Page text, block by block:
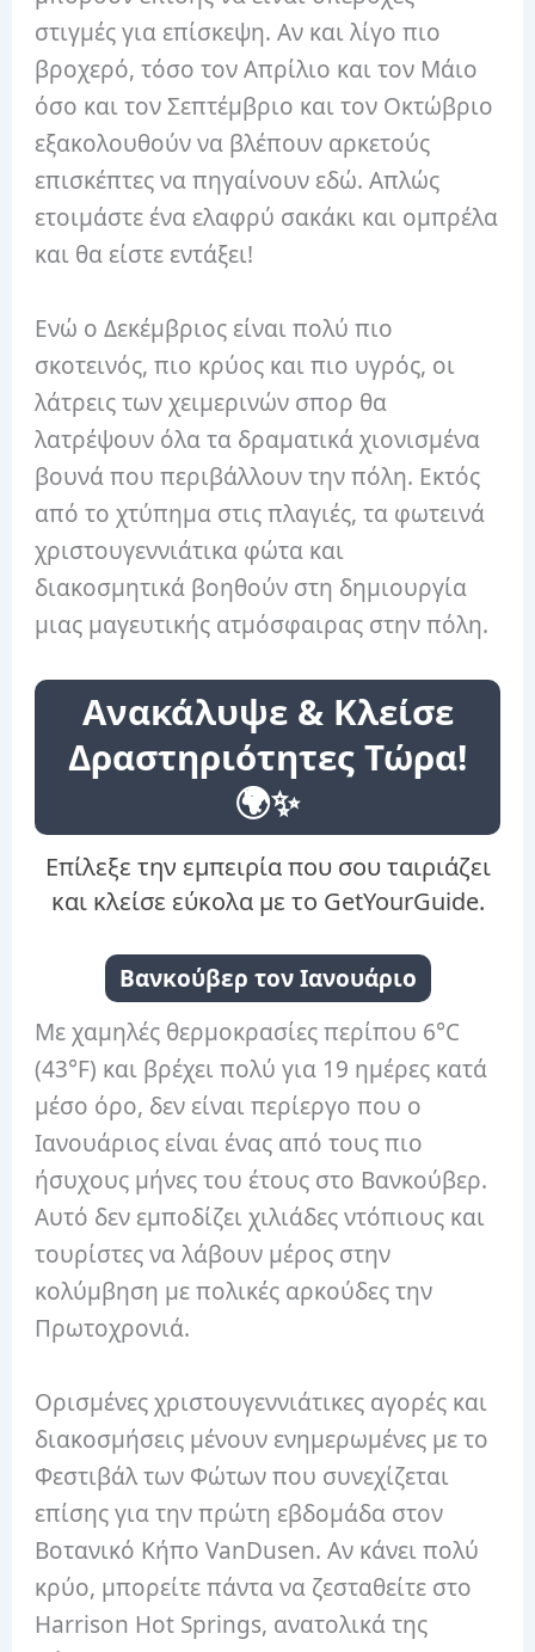
στιγμές για επίσκεψη. Αν και λίγο πιο
βροχερό, τόσο τον Απρίλιο και τον Μάιο
όσο και τον Σεπτέμβριο και τον Οκτώβριο
εξακολουθούν να βλέπουν αρκετούς
επισκέπτες να πηγαίνουν εδώ. Απλώς
ετοιμάστε ένα ελαφρύ σακάκι και ομπρέλα
και θα είστε εντάξει!
Ενώ ο Δεκέμβριος είναι πολύ πιο
σκοτεινός, πιο κρύος και πιο υγρός, οι
λάτρεις των χειμερινών σπορ θα
λατρέψουν όλα τα δραματικά χιονισμένα
βουνά που περιβάλλουν την πόλη. Εκτός
από το χτύπημα στις πλαγιές, τα φωτεινά
χριστουγεννιάτικα φώτα και
διακοσμητικά βοηθούν στη δημιουργία
μιας μαγευτικής ατμόσφαιρας στην πόλη.
Ανακάλυψε & Κλείσε
Δραστηριότητες Τώρα!
🌍✨
Επίλεξε την εμπειρία που σου ταιριάζει
και κλείσε εύκολα με το GetYourGuide.
Βανκούβερ τον Ιανουάριο
Με χαμηλές θερμοκρασίες περίπου 6°C
(43°F) και βρέχει πολύ για 19 ημέρες κατά
μέσο όρο, δεν είναι περίεργο που ο
Ιανουάριος είναι ένας από τους πιο
ήσυχους μήνες του έτους στο Βανκούβερ.
Αυτό δεν εμποδίζει χιλιάδες ντόπιους και
τουρίστες να λάβουν μέρος στην
κολύμβηση με πολικές αρκούδες την
Πρωτοχρονιά.
Ορισμένες χριστουγεννιάτικες αγορές και
διακοσμήσεις μένουν ενημερωμένες με το
Φεστιβάλ των Φώτων που συνεχίζεται
επίσης για την πρώτη εβδομάδα στον
Βοτανικό Κήπο VanDusen. Αν κάνει πολύ
κρύο, μπορείτε πάντα να ζεσταθείτε στο
Harrison Hot Springs, ανατολικά της